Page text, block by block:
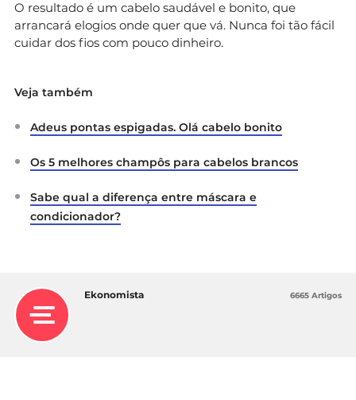
O resultado é um cabelo saudável e bonito, que
arrancará elogios onde quer que vá. Nunca foi tão fácil
cuidar dos fios com pouco dinheiro.
Veja também
Adeus pontas espigadas. Olá cabelo bonito
Os 5 melhores champôs para cabelos brancos
Sabe qual a diferença entre máscara e
condicionador?
Ekonomista 6665 Artigos